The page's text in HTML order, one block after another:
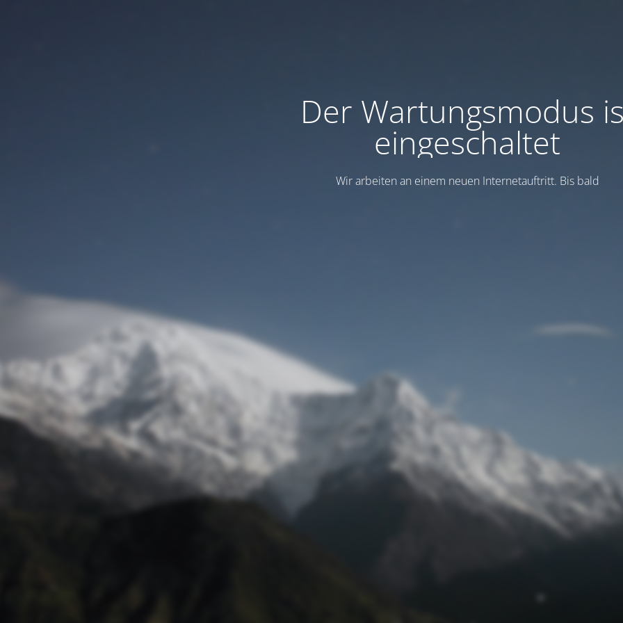
Der Wartungsmodus
eingeschaltet
Wir arbeiten an einem neuen Internetauftritt. Bis bald